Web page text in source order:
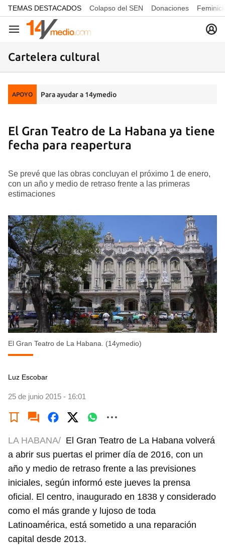
common.go-to-content
TEMAS DESTACADOS Colapso del SEN Donaciones
Navegación
Cartelera cultural
APOYO Para ayudar a 14ymedio
El Gran Teatro de La Habana ya tiene
fecha para reapertura
Se prevé que las obras concluyan el próximo 1 de enero,
con un año y medio de retraso frente a las primeras
estimaciones
El Gran Teatro de La Habana. (14ymedio)
Luz Escobar
25 de junio 2015 - 16:01
LA HABANA/ El Gran Teatro de La Habana volverá
a abrir sus puertas el primer día de 2016, con un
año y medio de retraso frente a las previsiones
iniciales, según informó este jueves la prensa
oficial. El centro, inaugurado en 1838 y considerado
como el más grande y lujoso de toda
Latinoamérica, está sometido a una reparación
capital desde 2013.